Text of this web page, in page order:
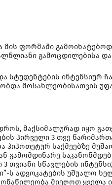
ფორმაში
გამოცდილებისა
სტუდენტების ინტენსიურ
მოსახლეობისათვის
მაქსიმალურად იყო
პირველი 3 თვე
საქმეებზე
გამომდინარე
თვიანი სწავლების
ს ადვოკატების უშუალო
მიეღოთ